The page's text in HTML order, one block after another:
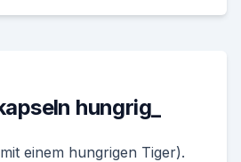
hungrig_
einem hungrigen Tiger).